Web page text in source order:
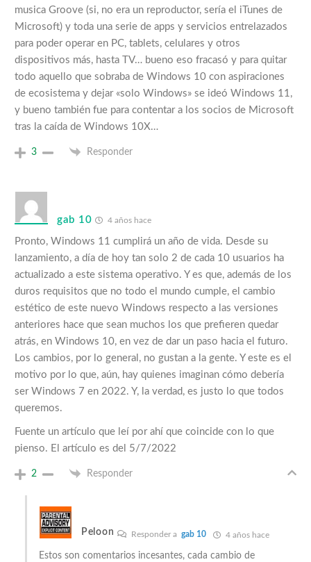
musica Groove (si, no era un reproductor, sería el iTunes de
Microsoft) y toda una serie de apps y servicios entrelazados
para poder operar en PC, tablets, celulares y otros
dispositivos más, hasta TV… bueno eso fracasó y para quitar
todo aquello que sobraba de Windows 10 con aspiraciones
de ecosistema y dejar «solo Windows» se ideó Windows 11,
y bueno también fue para contentar a los socios de Microsoft
tras la caída de Windows 10X…
3 Responder
gab 10 4 años hace
Pronto, Windows 11 cumplirá un año de vida. Desde su
lanzamiento, a día de hoy tan solo 2 de cada 10 usuarios ha
actualizado a este sistema operativo. Y es que, además de los
duros requisitos que no todo el mundo cumple, el cambio
estético de este nuevo Windows respecto a las versiones
anteriores hace que sean muchos los que prefieren quedar
atrás, en Windows 10, en vez de dar un paso hacia el futuro.
Los cambios, por lo general, no gustan a la gente. Y este es el
motivo por lo que, aún, hay quienes imaginan cómo debería
ser Windows 7 en 2022. Y, la verdad, es justo lo que todos
queremos.
Fuente un artículo que leí por ahí que coincide con lo que
pienso. El artículo es del 5/7/2022
2 Responder
Peloon Responder agab 10 4 años hace
Estos son comentarios incesantes, cada cambio de